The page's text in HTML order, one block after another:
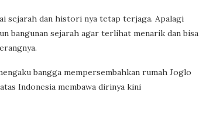
sejarah dan histori nya tetap terjaga. Apalagi
bangunan sejarah agar terlihat menarik dan bisa
bangga mempersembahkan rumah Joglo
Indonesia membawa dirinya kini